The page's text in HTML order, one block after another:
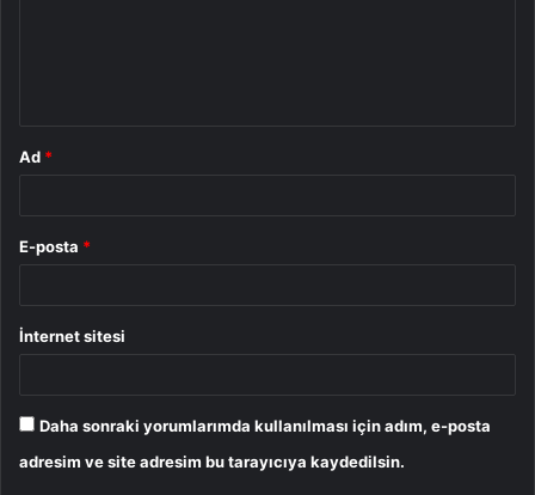
Ad *
E-posta *
İnternet sitesi
Daha sonraki yorumlarımda kullanılması için adım, e-posta
adresim ve site adresim bu tarayıcıya kaydedilsin.